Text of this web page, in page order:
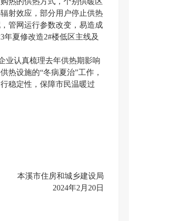
射效应，部分用户停止供热
管网运行参数改变， 易造成
年夏修改造2#楼低区主线及
业认真梳理去年供热期影响
热设施的“冬病夏治”工作，
稳定性，保障市民温暖过
溪市住房和城乡建设局
2024年2月 20日